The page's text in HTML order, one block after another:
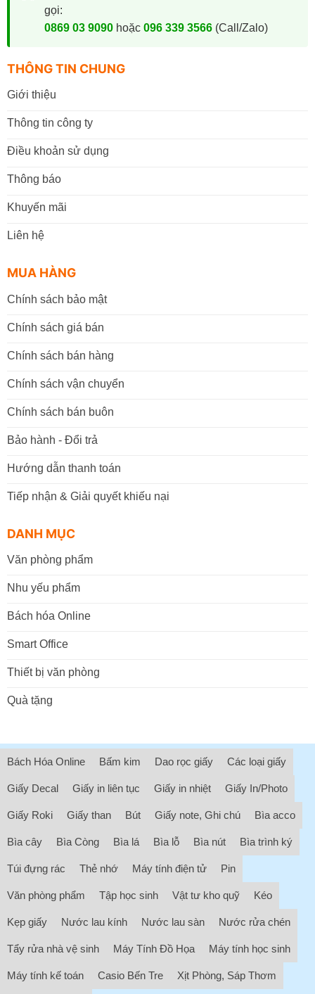
gọi:
0869 03 9090hoặc 096 339 3566(Call/Zalo)
THÔNG TIN CHUNG
Giới thiệu
Thông tin công ty
Điều khoản sử dụng
Thông báo
Khuyến mãi
Liên hệ
MUA HÀNG
Chính sách bảo mật
Chính sách giá bán
Chính sách bán hàng
Chính sách vận chuyển
Chính sách bán buôn
Bảo hành - Đổi trả
Hướng dẫn thanh toán
Tiếp nhận & Giải quyết khiếu nại
DANH MỤC
Văn phòng phẩm
Nhu yếu phẩm
Bách hóa Online
Smart Office
Thiết bị văn phòng
Quà tặng
Bách Hóa Online Bấm kim Dao rọc giấy Các loại giấy
Giấy Decal Giấy in liên tục Giấy in nhiệt Giấy In/Photo
Giấy Roki Giấy than Bút Giấy note, Ghi chú Bìa acco
Bìa cây Bìa Còng Bìa lá Bìa lỗ Bìa nút Bìa trình ký
Túi đựng rác Thẻ nhớ Máy tính điện tử Pin
Văn phòng phẩm Tập học sinh Vật tư kho quỹ Kéo
Kẹp giấy Nước lau kính Nước lau sàn Nước rửa chén
Tẩy rửa nhà vệ sinh Máy Tính Đồ Họa Máy tính học sinh
Máy tính kế toán Casio Bến Tre Xịt Phòng, Sáp Thơm